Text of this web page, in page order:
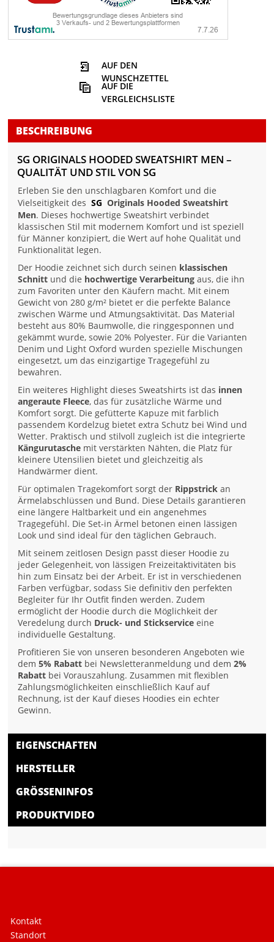
AUF DEN
WUNSCHZETTEL
AUF DIE
VERGLEICHSLISTE
BESCHREIBUNG
SG ORIGINALS HOODED SWEATSHIRT MEN –
QUALITÄT UND STIL VON SG
Erleben Sie den unschlagbaren Komfort und die
Vielseitigkeit des SG Originals Hooded Sweatshirt
Men. Dieses hochwertige Sweatshirt verbindet
klassischen Stil mit modernem Komfort und ist speziell
für Männer konzipiert, die Wert auf hohe Qualität und
Funktionalität legen.
Der Hoodie zeichnet sich durch seinen klassischen
Schnitt und die hochwertige Verarbeitung aus, die ihn
zum Favoriten unter den Käufern macht. Mit einem
Gewicht von 280 g/m² bietet er die perfekte Balance
zwischen Wärme und Atmungsaktivität. Das Material
besteht aus 80% Baumwolle, die ringgesponnen und
gekämmt wurde, sowie 20% Polyester. Für die Varianten
Denim und Light Oxford wurden spezielle Mischungen
eingesetzt, um das einzigartige Tragegefühl zu
bewahren.
Ein weiteres Highlight dieses Sweatshirts ist das innen
angeraute Fleece, das für zusätzliche Wärme und
Komfort sorgt. Die gefütterte Kapuze mit farblich
passendem Kordelzug bietet extra Schutz bei Wind und
Wetter. Praktisch und stilvoll zugleich ist die integrierte
Kängurutasche mit verstärkten Nähten, die Platz für
kleinere Utensilien bietet und gleichzeitig als
Handwärmer dient.
Für optimalen Tragekomfort sorgt der Rippstrick an
Ärmelabschlüssen und Bund. Diese Details garantieren
eine längere Haltbarkeit und ein angenehmes
Tragegefühl. Die Set-in Ärmel betonen einen lässigen
Look und sind ideal für den täglichen Gebrauch.
Mit seinem zeitlosen Design passt dieser Hoodie zu
jeder Gelegenheit, von lässigen Freizeitaktivitäten bis
hin zum Einsatz bei der Arbeit. Er ist in verschiedenen
Farben verfügbar, sodass Sie definitiv den perfekten
Begleiter für Ihr Outfit finden werden. Zudem
ermöglicht der Hoodie durch die Möglichkeit der
Veredelung durch Druck- und Stickservice eine
individuelle Gestaltung.
Profitieren Sie von unseren besonderen Angeboten wie
dem5% Rabatt bei Newsletteranmeldung und dem2%
Rabatt bei Vorauszahlung. Zusammen mit flexiblen
Zahlungsmöglichkeiten einschließlich Kauf auf
Rechnung, ist der Kauf dieses Hoodies ein echter
Gewinn.
EIGENSCHAFTEN
HERSTELLER
GRÖSSENINFOS
PRODUKTVIDEO
Kontakt
Standort